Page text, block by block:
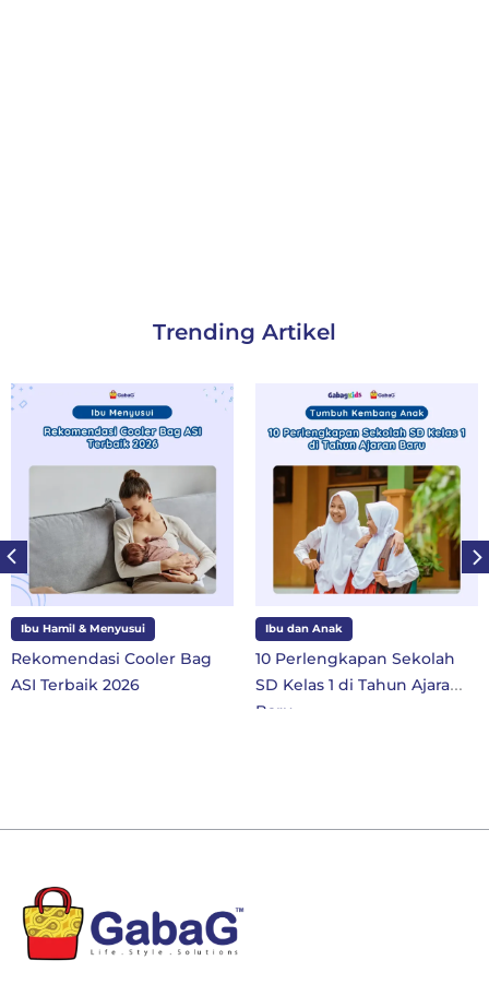
Trending Artikel
Ibu Hamil & Menyusui
Rekomendasi Cooler Bag
ASI Terbaik 2026
Ibu dan Anak
10 Perlengkapan Sekolah
SD Kelas 1 di Tahun Ajaran
Baru